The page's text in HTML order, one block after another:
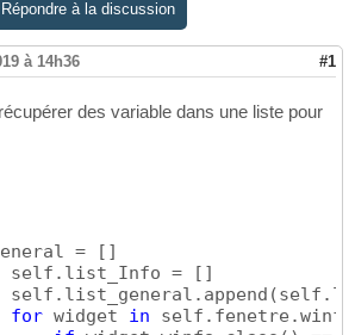
Répondre à la discussion
à 14h36 #1
des variable dans une liste pour
= [ ]
self.list_Info =
[ ]
self.list_general.append
(
for widget in